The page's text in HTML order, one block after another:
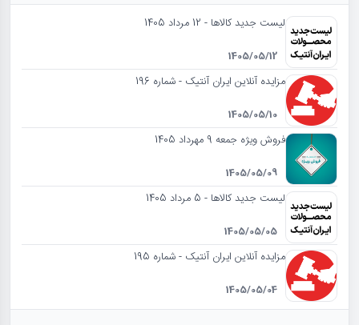
لیست جدید کالاها - 12 مرداد 1405
1405/05/12
مزایده آنلاین ایران آنتیک - شماره 196
1405/05/10
فروش ویژه جمعه 9 مهرداد 1405
1405/05/09
لیست جدید کالاها - 5 مرداد 1405
1405/05/05
مزایده آنلاین ایران آنتیک - شماره 195
1405/05/04